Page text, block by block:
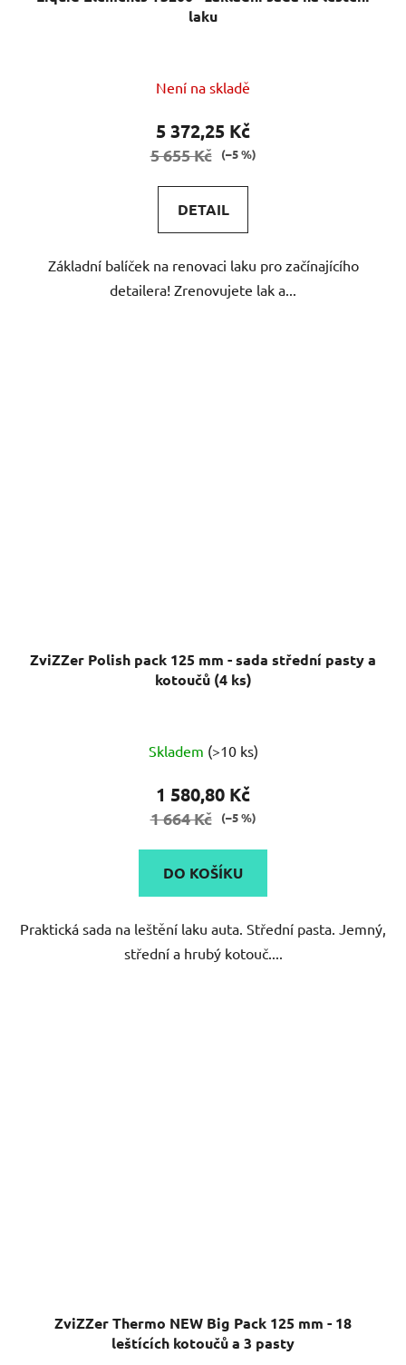
laku
hodnocení
produktu
je
5
Není na skladě
5 372,25 Kč
5 655 Kč (–5 %)
DETAIL
Základní balíček na renovaci laku pro začínajícího
detailera! Zrenovujete lak a...
ZviZZer Polish pack 125 mm - sada střední pasty a
kotoučů (4 ks)
Skladem (>10 ks)
1 580,80 Kč
1 664 Kč (–5 %)
DO KOŠÍKU
Praktická sada na leštění laku auta. Střední pasta. Jemný,
střední a hrubý kotouč....
ZviZZer Thermo NEW Big Pack 125 mm - 18
leštících kotoučů a 3 pasty